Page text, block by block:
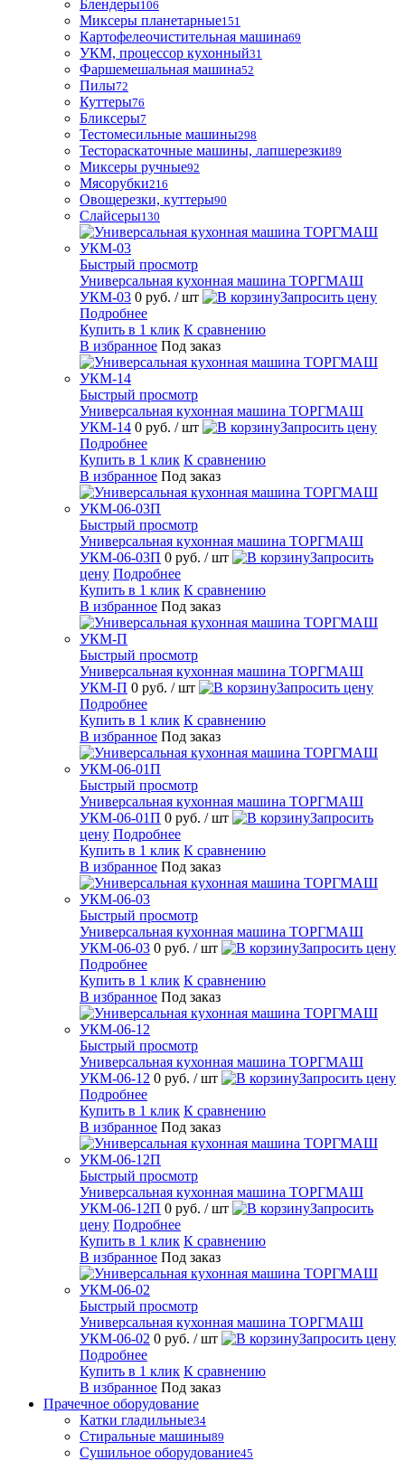
Блендеры106
Миксеры планетарные151
Картофелеочистительная машина69
УКМ, процессор кухонный31
Фаршемешальная машина52
Пилы72
Куттеры76
Бликсеры7
Тестомесильные машины298
Тестораскаточные машины, лапшерезки89
Миксеры ручные92
Мясорубки216
Овощерезки, куттеры90
Слайсеры130
Быстрый просмотр
Универсальная кухонная машина ТОРГМАШ
УКМ-03 0 руб. / шт
Запросить цену
Подробнее
Купить в 1 клик К сравнению
В избранное Под заказ
Быстрый просмотр
Универсальная кухонная машина ТОРГМАШ
УКМ-14 0 руб. / шт
Запросить цену
Подробнее
Купить в 1 клик К сравнению
В избранное Под заказ
Быстрый просмотр
Универсальная кухонная машина ТОРГМАШ
УКМ-06-03П 0 руб. / шт
Запросить
цену Подробнее
Купить в 1 клик К сравнению
В избранное Под заказ
Быстрый просмотр
Универсальная кухонная машина ТОРГМАШ
УКМ-П 0 руб. / шт
Запросить цену
Подробнее
Купить в 1 клик К сравнению
В избранное Под заказ
Быстрый просмотр
Универсальная кухонная машина ТОРГМАШ
УКМ-06-01П 0 руб. / шт
Запросить
цену Подробнее
Купить в 1 клик К сравнению
В избранное Под заказ
Быстрый просмотр
Универсальная кухонная машина ТОРГМАШ
УКМ-06-03 0 руб. / шт
Запросить цену
Подробнее
Купить в 1 клик К сравнению
В избранное Под заказ
Быстрый просмотр
Универсальная кухонная машина ТОРГМАШ
УКМ-06-12 0 руб. / шт
Запросить цену
Подробнее
Купить в 1 клик К сравнению
В избранное Под заказ
Быстрый просмотр
Универсальная кухонная машина ТОРГМАШ
УКМ-06-12П 0 руб. / шт
Запросить
цену Подробнее
Купить в 1 клик К сравнению
В избранное Под заказ
Быстрый просмотр
Универсальная кухонная машина ТОРГМАШ
УКМ-06-02 0 руб. / шт
Запросить цену
Подробнее
Купить в 1 клик К сравнению
В избранное Под заказ
Прачечное оборудование
Катки гладильные34
Стиральные машины89
Сушильное оборудование45